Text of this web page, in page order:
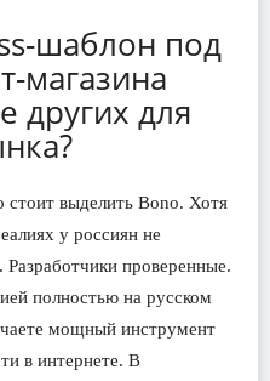
шаблон под
магазина
других для
выделить Bono. Хотя
у россиян не
Разработчики проверенные.
полностью на русском
мощный инструмент
в интернете. В